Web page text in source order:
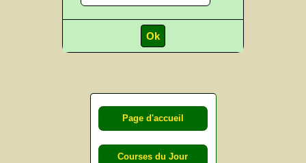
Page d'accueil
Courses du Jour